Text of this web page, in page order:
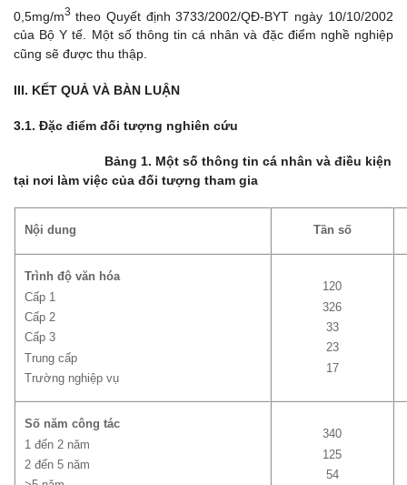
0,5mg/m3 theo Quyết định 3733/2002/QĐ-BYT ngày 10/10/2002
của Bộ Y tế. Một số thông tin cá nhân và đặc điểm nghề nghiệp
cũng sẽ được thu thập.
III. KẾT QUẢ VÀ BÀN LUẬN
3.1. Đặc điểm đối tượng nghiên cứu
Bảng 1. Một số thông tin cá nhân và điều kiện
tại nơi làm việc của đối tượng tham gia
Nội dung Tần số
Trình độ văn hóa
Cấp 1
Cấp 2
Cấp 3
Trung cấp
Trường nghiệp vụ
120
326
33
23
17
Số năm công tác
1 đến 2 năm
2 đến 5 năm
340
125
54